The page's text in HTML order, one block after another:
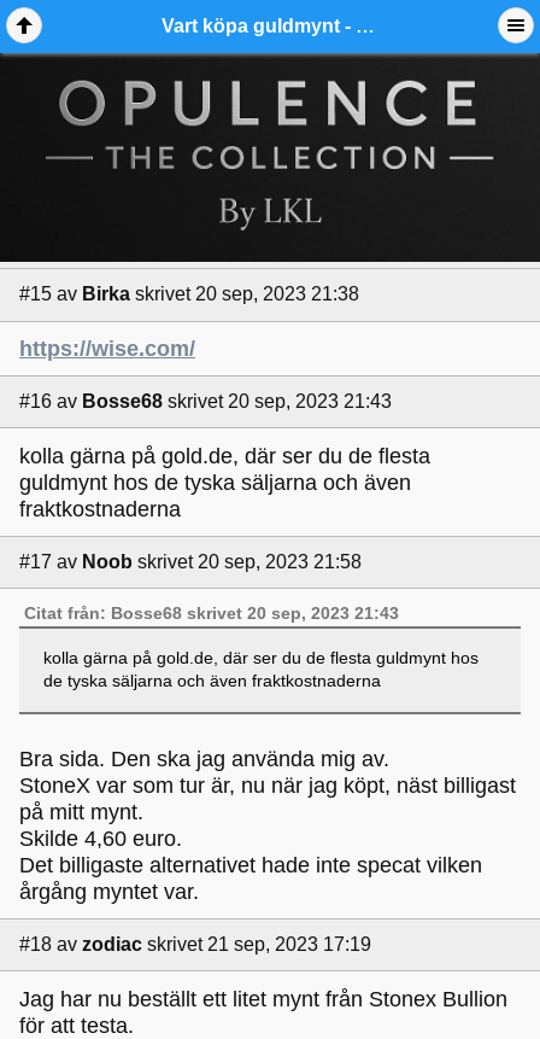
Vart köpa guldmynt - Ädelmetallforum
#15 av Birka skrivet 20 sep, 2023 21:38
https://wise.com/
#16 av Bosse68 skrivet 20 sep, 2023 21:43
kolla gärna på gold.de, där ser du de flesta
guldmynt hos de tyska säljarna och även
fraktkostnaderna
#17 av Noob skrivet 20 sep, 2023 21:58
Citat från: Bosse68 skrivet 20 sep, 2023 21:43
kolla gärna på gold.de, där ser du de flesta guldmynt hos
de tyska säljarna och även fraktkostnaderna
Bra sida. Den ska jag använda mig av.
StoneX var som tur är, nu när jag köpt, näst billigast
på mitt mynt.
Skilde 4,60 euro.
Det billigaste alternativet hade inte specat vilken
årgång myntet var.
#18 av zodiac skrivet 21 sep, 2023 17:19
Jag har nu beställt ett litet mynt från Stonex Bullion
för att testa.